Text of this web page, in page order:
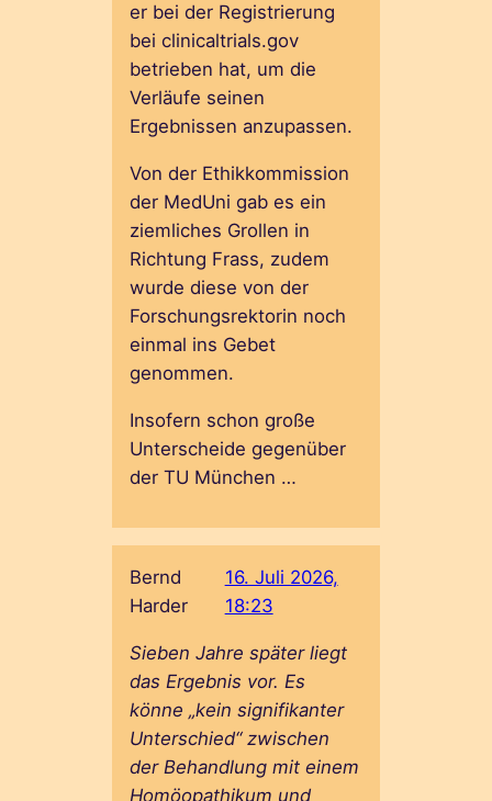
er bei der Registrierung
bei clinicaltrials.gov
betrieben hat, um die
Verläufe seinen
Ergebnissen anzupassen.
Von der Ethikkommission
der MedUni gab es ein
ziemliches Grollen in
Richtung Frass, zudem
wurde diese von der
Forschungsrektorin noch
einmal ins Gebet
genommen.
Insofern schon große
Unterscheide gegenüber
der TU München …
Bernd
Harder
16. Juli 2026,
18:23
Sieben Jahre später liegt
das Ergebnis vor. Es
könne „kein signifikanter
Unterschied“ zwischen
der Behandlung mit einem
Homöopathikum und